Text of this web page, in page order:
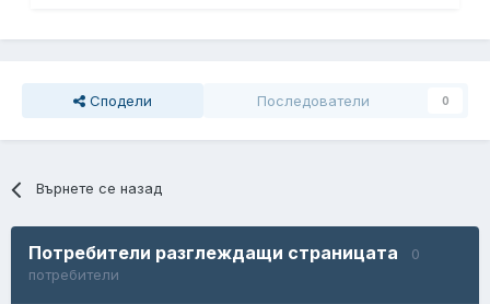
Сподели Последователи 0
Върнете се назад
Потребители разглеждащи страницата
0
потребители